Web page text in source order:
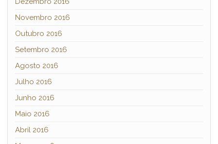
Novembro 2016
Outubro 2016
Setembro 2016
Agosto 2016
Julho 2016
Junho 2016
Maio 2016
Abril 2016